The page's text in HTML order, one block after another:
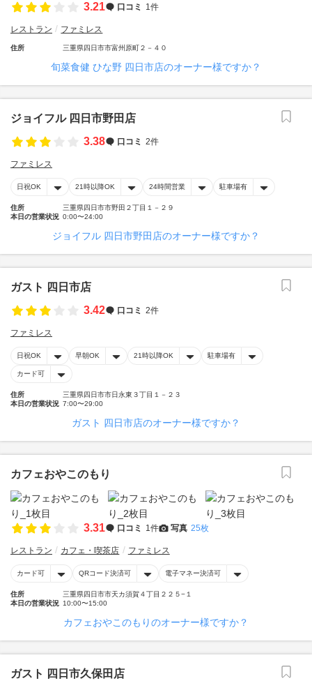
3.21
口コミ 1件
レストラン ファミレス
住所 三重県四日市市富州原町２－４０
旬菜食健 ひな野 四日市店のオーナー様ですか？
ジョイフル 四日市野田店
3.38
口コミ 2件
ファミレス
日祝OK 21時以降OK 24時間営業 駐車場有
住所
三重県四日市市野田２丁目１－２９
本日の営業状況 0:00〜24:00
ジョイフル 四日市野田店のオーナー様ですか？
ガスト 四日市店
3.42
口コミ 2件
ファミレス
日祝OK 早朝OK 21時以降OK 駐車場有
カード可
住所
三重県四日市市日永東３丁目１－２３
本日の営業状況 7:00〜29:00
ガスト 四日市店のオーナー様ですか？
カフェおやこのもり
3.31 口コミ 1件 写真 25枚
レストラン カフェ・喫茶店 ファミレス
カード可 QRコード決済可 電子マネー決済可
住所
三重県四日市市天カ須賀４丁目２２５−１
本日の営業状況 10:00〜15:00
カフェおやこのもりのオーナー様ですか？
ガスト 四日市久保田店